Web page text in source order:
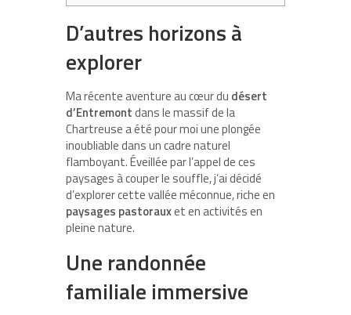
D’autres horizons à
explorer
Ma récente aventure au cœur du désert
d’Entremontdans le massif de la
Chartreuse a été pour moi une plongée
inoubliable dans un cadre naturel
flamboyant. Éveillée par l’appel de ces
paysages à couper le souffle, j’ai décidé
d’explorer cette vallée méconnue, riche en
paysages pastorauxet en activités en
pleine nature.
Une randonnée
familiale immersive